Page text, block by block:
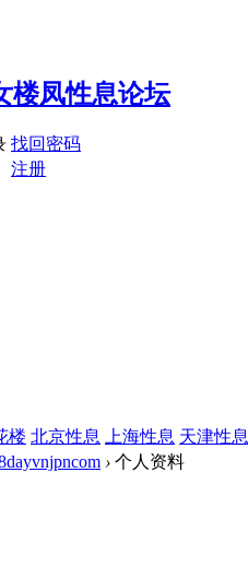
找回密码
注册
楼 北京性息 上海性息 天津性息
› 个人资料